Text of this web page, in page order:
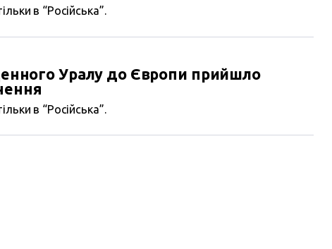
в “Російська”.
Уралу до Європи прийшло
в “Російська”.